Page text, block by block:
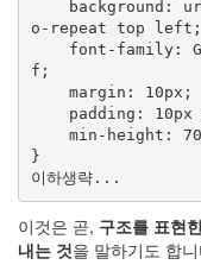
o-repeat top left;
f;
}
이것은 곧, 구조를 표현
내는 것을 말하기도 합